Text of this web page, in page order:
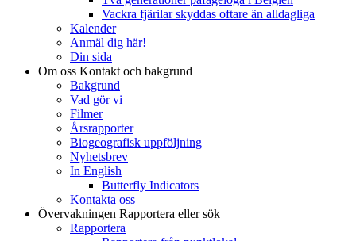
Vackra fjärilar skyddas oftare än alldagliga
Kalender
Anmäl dig här!
Din sida
Om oss Kontakt och bakgrund
Bakgrund
Vad gör vi
Filmer
Årsrapporter
Biogeografisk uppföljning
Nyhetsbrev
In English
Butterfly Indicators
Kontakta oss
Övervakningen Rapportera eller sök
Rapportera